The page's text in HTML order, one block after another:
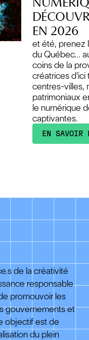
EN 2026
et été, prenez
du Québec…
coins de la
créatrices d'ici
centres-villes,
patrimoniaux
le numérique
captivantes.
EN SAVOIR
de la créativité
responsable
promouvoir les
gouvernements et
objectif est de
du plein